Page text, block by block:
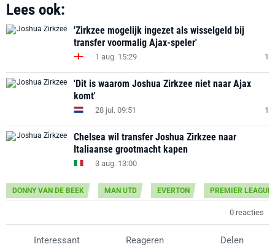
Lees ook:
'Zirkzee mogelijk ingezet als wisselgeld bij
transfer voormalig Ajax-speler'
1 aug. 15:29 1
'Dit is waarom Joshua Zirkzee niet naar Ajax
komt'
28 jul. 09:51 1
Chelsea wil transfer Joshua Zirkzee naar
Italiaanse grootmacht kapen
3 aug. 13:00
DONNY VAN DE BEEK MAN UTD EVERTON PREMIER LEAGUE
0 reacties
Interessant Reageren Delen